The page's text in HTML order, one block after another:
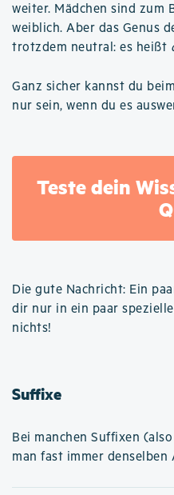
weiter. Mädchen sind zum
weiblich. Aber das Genus
trotzdem neutral: es heißt
Ganz sicher kannst du
nur sein, wenn du es
Teste dein
Die gute Nachricht: Ein
dir nur in ein paar
nichts!
Suffixe
Bei manchen Suffixen
man fast immer denselben